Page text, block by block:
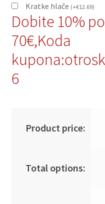
Kratke hlače (+€12.69)
Dobite 10%
70€,Koda
6
Product price:
Total options: